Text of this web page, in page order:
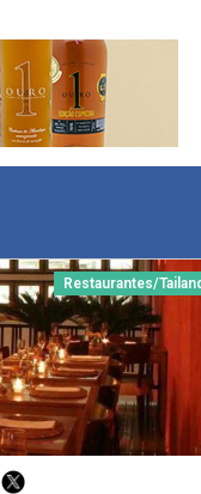
Restaurantes/